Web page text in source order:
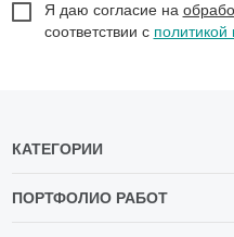
Я даю согласие на
соответствии с
КАТЕГОРИИ
ПОРТФОЛИО РАБОТ